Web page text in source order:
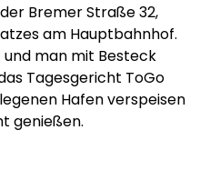
Bremer Straße 32,
am Hauptbahnhof.
man mit Besteck
Tagesgericht ToGo
Hafen verspeisen
genießen.